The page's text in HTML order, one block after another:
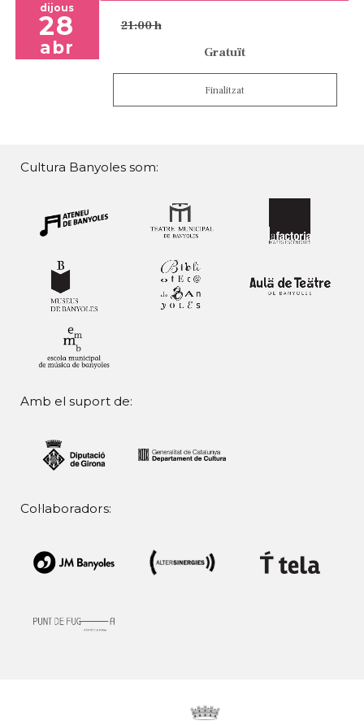
dijous
28
abr
21:00 h
Gratuït
Finalitzat
Cultura Banyoles som:
Amb el suport de:
Col·laboradors: